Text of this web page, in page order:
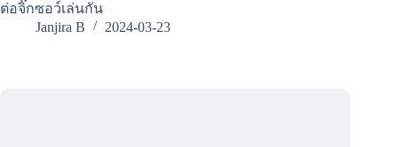
ต่อจิ๊กซอว์เล่นกัน
Janjira B
2024-03-23